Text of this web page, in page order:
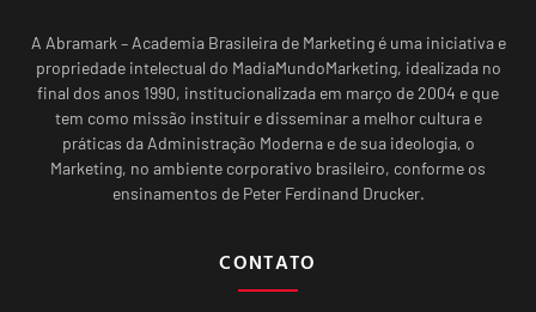
A Abramark – Academia Brasileira de Marketing é uma iniciativa e
propriedade intelectual do MadiaMundoMarketing, idealizada no
final dos anos 1990, institucionalizada em março de 2004 e que
tem como missão instituir e disseminar a melhor cultura e
práticas da Administração Moderna e de sua ideologia, o
Marketing, no ambiente corporativo brasileiro, conforme os
ensinamentos de Peter Ferdinand Drucker.
CONTATO